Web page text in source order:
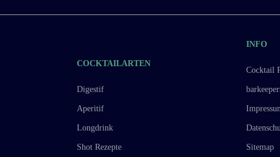
COCKTAILARTEN
Digestif
Aperitif
Longdrink
Shot Rezepte
INFO
Cocktail
Sitemap